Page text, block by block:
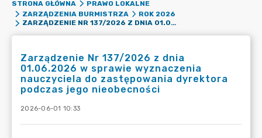
STRONA GŁÓWNA
PRAWO LOKALNE
ZARZĄDZENIA BURMISTRZA
ROK 2026
ZARZĄDZENIE NR 137/2026 Z DNIA 01.06.2026 W SPRAWIE WYZNACZENIA NAUCZYCIELA DO ZASTĘPOWANIA DYREKTORA PODCZAS JEGO NIEOBECNOŚCI
Zarządzenie Nr 137/2026 z dnia
01.06.2026 w sprawie wyznaczenia
nauczyciela do zastępowania dyrektora
podczas jego nieobecności
2026-06-01 10:33